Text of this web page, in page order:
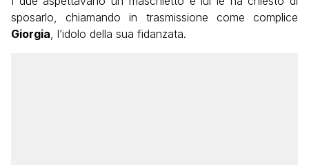
sposarlo, chiamando in trasmissione come complice
Giorgia, l’idolo della sua fidanzata.